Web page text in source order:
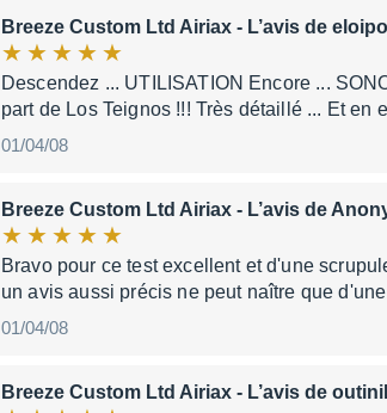
Breeze Custom Ltd Airiax - L’avis de eloipo
Descendez ... UTILISATION Encore ...
part de Los Teignos !!! Très détaillé ... Et
01/04/08
Breeze Custom Ltd Airiax - L’avis de
Bravo pour ce test excellent et d'une
un avis aussi précis ne peut naître que
01/04/08
Breeze Custom Ltd Airiax - L’avis de